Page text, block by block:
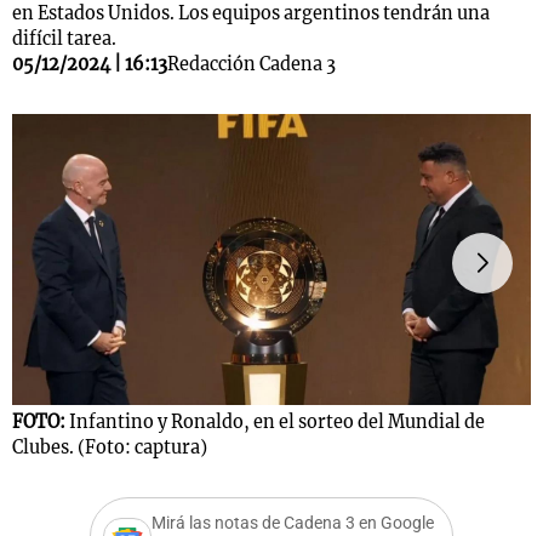
en Estados Unidos. Los equipos argentinos tendrán una
difícil tarea.
05/12/2024 | 16:13Redacción Cadena 3
FOTO: Infantino y Ronaldo, en el sorteo del Mundial de
Clubes. (Foto: captura)
Mirá las notas de Cadena 3 en Google
Notas
Mundial 2026
Notas
Cadena 3